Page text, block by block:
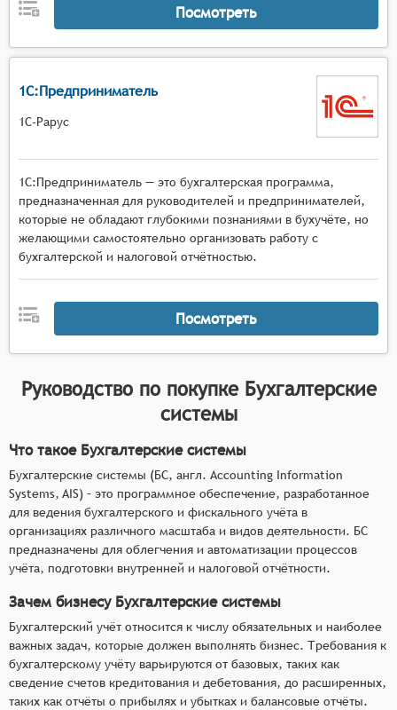
Посмотреть
1С:Предприниматель
1С-Рарус
1С:Предприниматель — это бухгалтерская программа,
предназначенная для руководителей и предпринимателей,
которые не обладают глубокими познаниями в бухучёте, но
желающими самостоятельно организовать работу с
бухгалтерской и налоговой отчётностью.
Посмотреть
Руководство по покупке Бухгалтерские
системы
Что такое Бухгалтерские системы
Бухгалтерские системы (БС, англ. Accounting Information
Systems, AIS) – это программное обеспечение, разработанное
для ведения бухгалтерского и фискального учёта в
организациях различного масштаба и видов деятельности. БС
предназначены для облегчения и автоматизации процессов
учёта, подготовки внутренней и налоговой отчётности.
Зачем бизнесу Бухгалтерские системы
Бухгалтерский учёт относится к числу обязательных и наиболее
важных задач, которые должен выполнять бизнес. Требования к
бухгалтерскому учёту варьируются от базовых, таких как
сведение счетов кредитования и дебетования, до расширенных,
таких как отчёты о прибылях и убытках и балансовые отчёты.